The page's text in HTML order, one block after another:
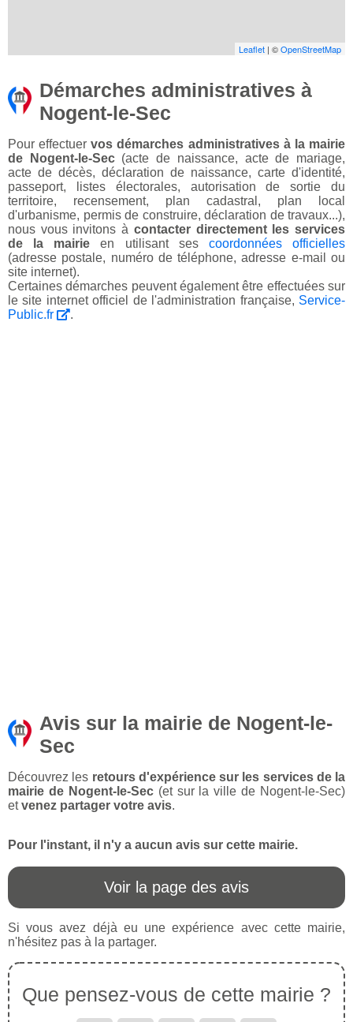
Leaflet | ©OpenStreetMap
Démarches administratives à
Nogent-le-Sec
Pour effectuervos démarches administratives à la mairie
de Nogent-le-Sec(acte de naissance, acte de mariage,
acte de décès, déclaration de naissance, carte d'identité,
passeport, listes électorales, autorisation de sortie du
territoire, recensement, plan cadastral, plan local
d'urbanisme, permis de construire, déclaration de travaux...),
nous vous invitons à contacter directement les services
de la mairie en utilisant ses coordonnées officielles
(adresse postale, numéro de téléphone, adresse e-mail ou
site internet).
Certaines démarches peuvent également être effectuées sur
le site internet officiel de l'administration française, Service-
Public.fr
.
Avis sur la mairie de Nogent-le-
Sec
Découvrez les retours d'expérience sur les services de la
mairie de Nogent-le-Sec(et sur la ville de Nogent-le-Sec)
etvenez partager votre avis.
Pour l'instant, il n'y a aucun avis sur cette mairie.
Voir la page des avis
Si vous avez déjà eu une expérience avec cette mairie,
n'hésitez pas à la partager.
Que pensez-vous de cette mairie ?